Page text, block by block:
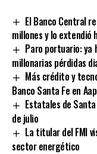
El Banco Central
millones y lo extendió
Paro portuario: ya
millonarias pérdidas
Más crédito y
Banco Santa Fe en
Estatales de
de julio
La titular del FMI
sector energético